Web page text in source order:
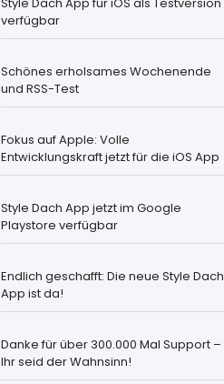
verfügbar
Schönes erholsames Wochenende
und RSS-Test
Fokus auf Apple: Volle
Entwicklungskraft jetzt für die iOS App
Style Dach App jetzt im Google
Playstore verfügbar
Endlich geschafft: Die neue Style Dach
App ist da!
Danke für über 300.000 Mal Support –
Ihr seid der Wahnsinn!